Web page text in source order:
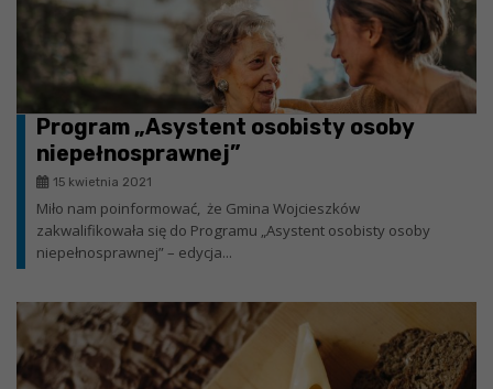
Program „Asystent osobisty osoby
niepełnosprawnej”
15 kwietnia 2021
Miło nam poinformować, że Gmina Wojcieszków
zakwalifikowała się do Programu „Asystent osobisty osoby
niepełnosprawnej” – edycja...